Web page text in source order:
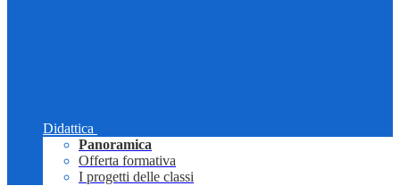
Didattica
Panoramica
Offerta formativa
I progetti delle classi